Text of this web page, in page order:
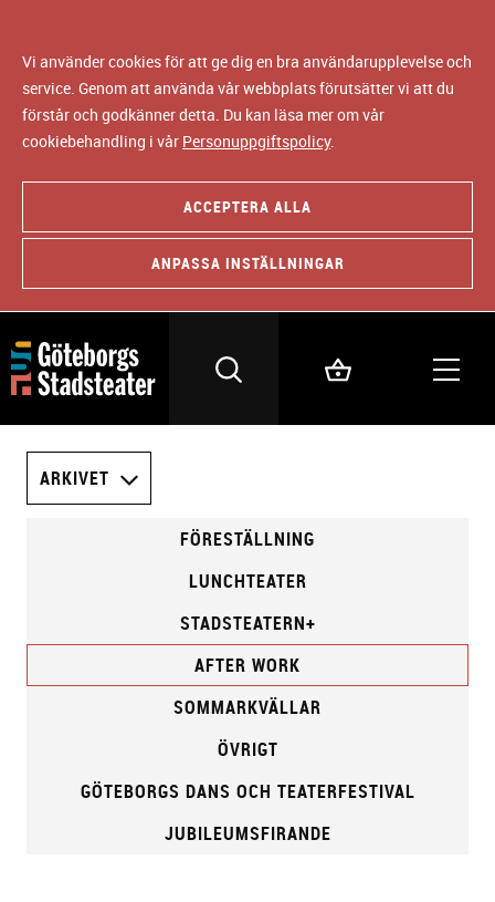
Vi använder cookies för att ge dig en bra användarupplevelse och
service. Genom att använda vår webbplats förutsätter vi att du
förstår och godkänner detta. Du kan läsa mer om vår
cookiebehandling i vår Personuppgiftspolicy.
ACCEPTERA ALLA
ANPASSA INSTÄLLNINGAR
ARKIVET
FÖRESTÄLLNING
LUNCHTEATER
STADSTEATERN+
AFTER WORK
SOMMARKVÄLLAR
ÖVRIGT
GÖTEBORGS DANS OCH TEATERFESTIVAL
JUBILEUMSFIRANDE